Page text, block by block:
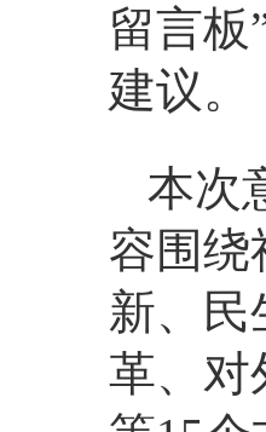
留言板
建议。
本次
容围绕
新、民
革、对